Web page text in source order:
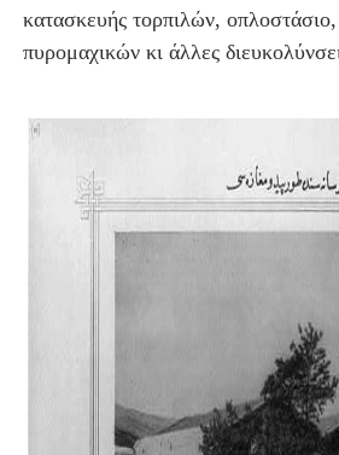
κατασκευής τορπιλών,
πυρομαχικών κι άλλες